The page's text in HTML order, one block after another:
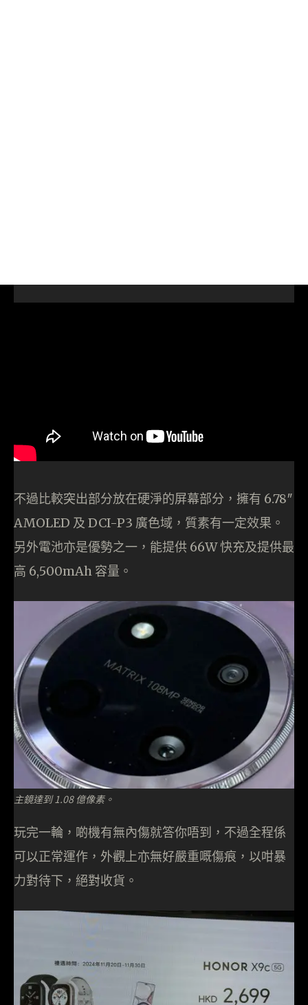
不過比較突出部分放在硬淨的屏幕部分，擁有 6.78″
AMOLED 及 DCI-P3 廣色域，質素有一定效果。
另外電池亦是優勢之一，能提供 66W 快充及提供最
高 6,500mAh 容量。
主鏡達到 1.08 億像素。
玩完一輪，啲機有無內傷就答你唔到，不過全程係
可以正常運作，外觀上亦無好嚴重嘅傷痕，以咁暴
力對待下，絕對收貨。